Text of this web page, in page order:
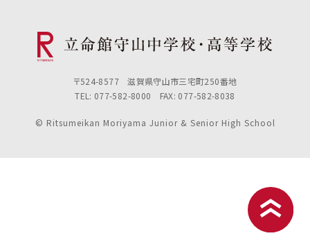
〒524-8577 滋賀県守山市三宅町250番地
TEL: 077-582-8000 FAX: 077-582-8038
© Ritsumeikan Moriyama Junior & Senior High School